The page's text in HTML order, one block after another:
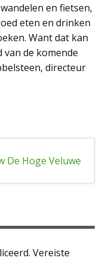
en fietsen,
eten en drinken
Want dat kan
de komende
directeur
De Hoge Veluwe
Vereiste